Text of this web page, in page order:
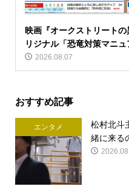
映画『オークストリート
リジナル「恐竜対策マニュ
2026.08.07
おすすめ記事
エンタメ
松村北斗
緒に来る